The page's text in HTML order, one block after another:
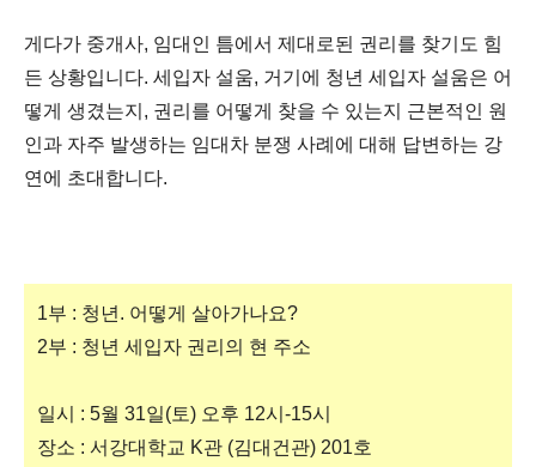
게다가 중개사, 임대인 틈에서 제대로된 권리를 찾기도 힘
든 상황입니다. 세입자 설움, 거기에 청년 세입자 설움은 어
떻게 생겼는지, 권리를 어떻게 찾을 수 있는지 근본적인 원
인과 자주 발생하는 임대차 분쟁 사례에 대해 답변하는 강
연에 초대합니다.
1부 : 청년. 어떻게 살아가나요?
2부 : 청년 세입자 권리의 현 주소
일시 : 5월 31일(토) 오후 12시-15시
장소 : 서강대학교 K관 (김대건관) 201호